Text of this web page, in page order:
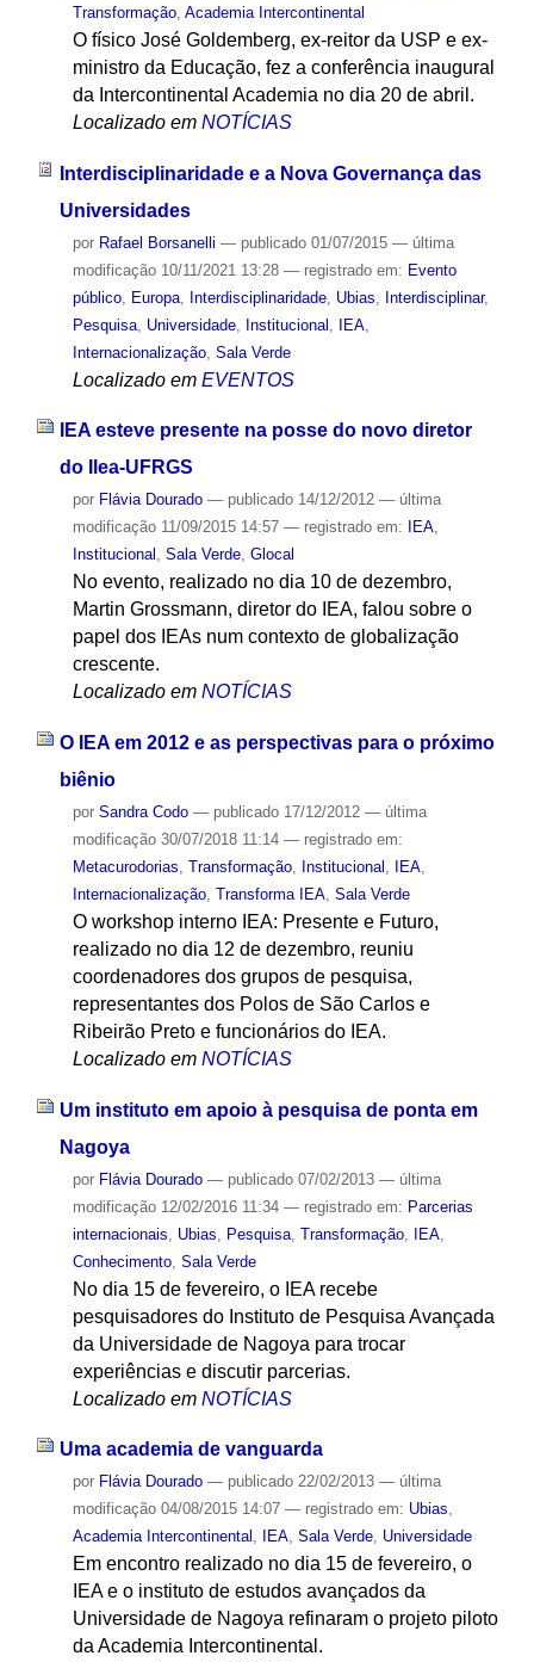
Transformação, Academia Intercontinental
O físico José Goldemberg, ex-reitor da USP e ex-
ministro da Educação, fez a conferência inaugural
da Intercontinental Academia no dia 20 de abril.
Localizado em NOTÍCIAS
Interdisciplinaridade e a Nova Governança das
Universidades
por Rafael Borsanelli — publicado01/07/2015 — última
modificação10/11/2021 13:28 — registrado em: Evento
público, Europa, Interdisciplinaridade, Ubias Interdisciplinar,
Pesquisa, Universidade, Institucional IEA,
Internacionalização, Sala Verde
Localizado em EVENTOS
IEA esteve presente na posse do novo diretor
do Ilea-UFRGS
por Flávia Dourado — publicado14/12/2012 — última
modificação11/09/2015 14:57 — registrado em: IEA,
Institucional , Sala Verde, Glocal
No evento, realizado no dia 10 de dezembro,
Martin Grossmann, diretor do IEA, falou sobre o
papel dos IEAs num contexto de globalização
crescente.
Localizado em NOTÍCIAS
O IEA em 2012 e as perspectivas para o próximo
biênio
por Sandra Codo — publicado17/12/2012 — última
modificação30/07/2018 11:14 — registrado em:
Metacurodorias, Transformação, Institucional , IEA,
Internacionalização, Transforma IEA, Sala Verde
O workshop interno IEA: Presente e Futuro,
realizado no dia 12 de dezembro, reuniu
coordenadores dos grupos de pesquisa,
representantes dos Polos de São Carlos e
Ribeirão Preto e funcionários do IEA.
Localizado em NOTÍCIAS
Um instituto em apoio à pesquisa de ponta em
Nagoya
por Flávia Dourado — publicado07/02/2013 — última
modificação12/02/2016 11:34 — registrado em: Parcerias
internacionais
Ubias Pesquisa, Transformação, IEA,
Conhecimento, Sala Verde
No dia 15 de fevereiro, o IEA recebe
pesquisadores do Instituto de Pesquisa Avançada
da Universidade de Nagoya para trocar
experiências e discutir parcerias.
Localizado em NOTÍCIAS
Uma academia de vanguarda
por Flávia Dourado — publicado22/02/2013 — última
modificação04/08/2015 14:07 — registrado em: Ubias,
Academia Intercontinental , IEA, Sala Verde, Universidade
Em encontro realizado no dia 15 de fevereiro, o
IEA e o instituto de estudos avançados da
Universidade de Nagoya refinaram o projeto piloto
da Academia Intercontinental.